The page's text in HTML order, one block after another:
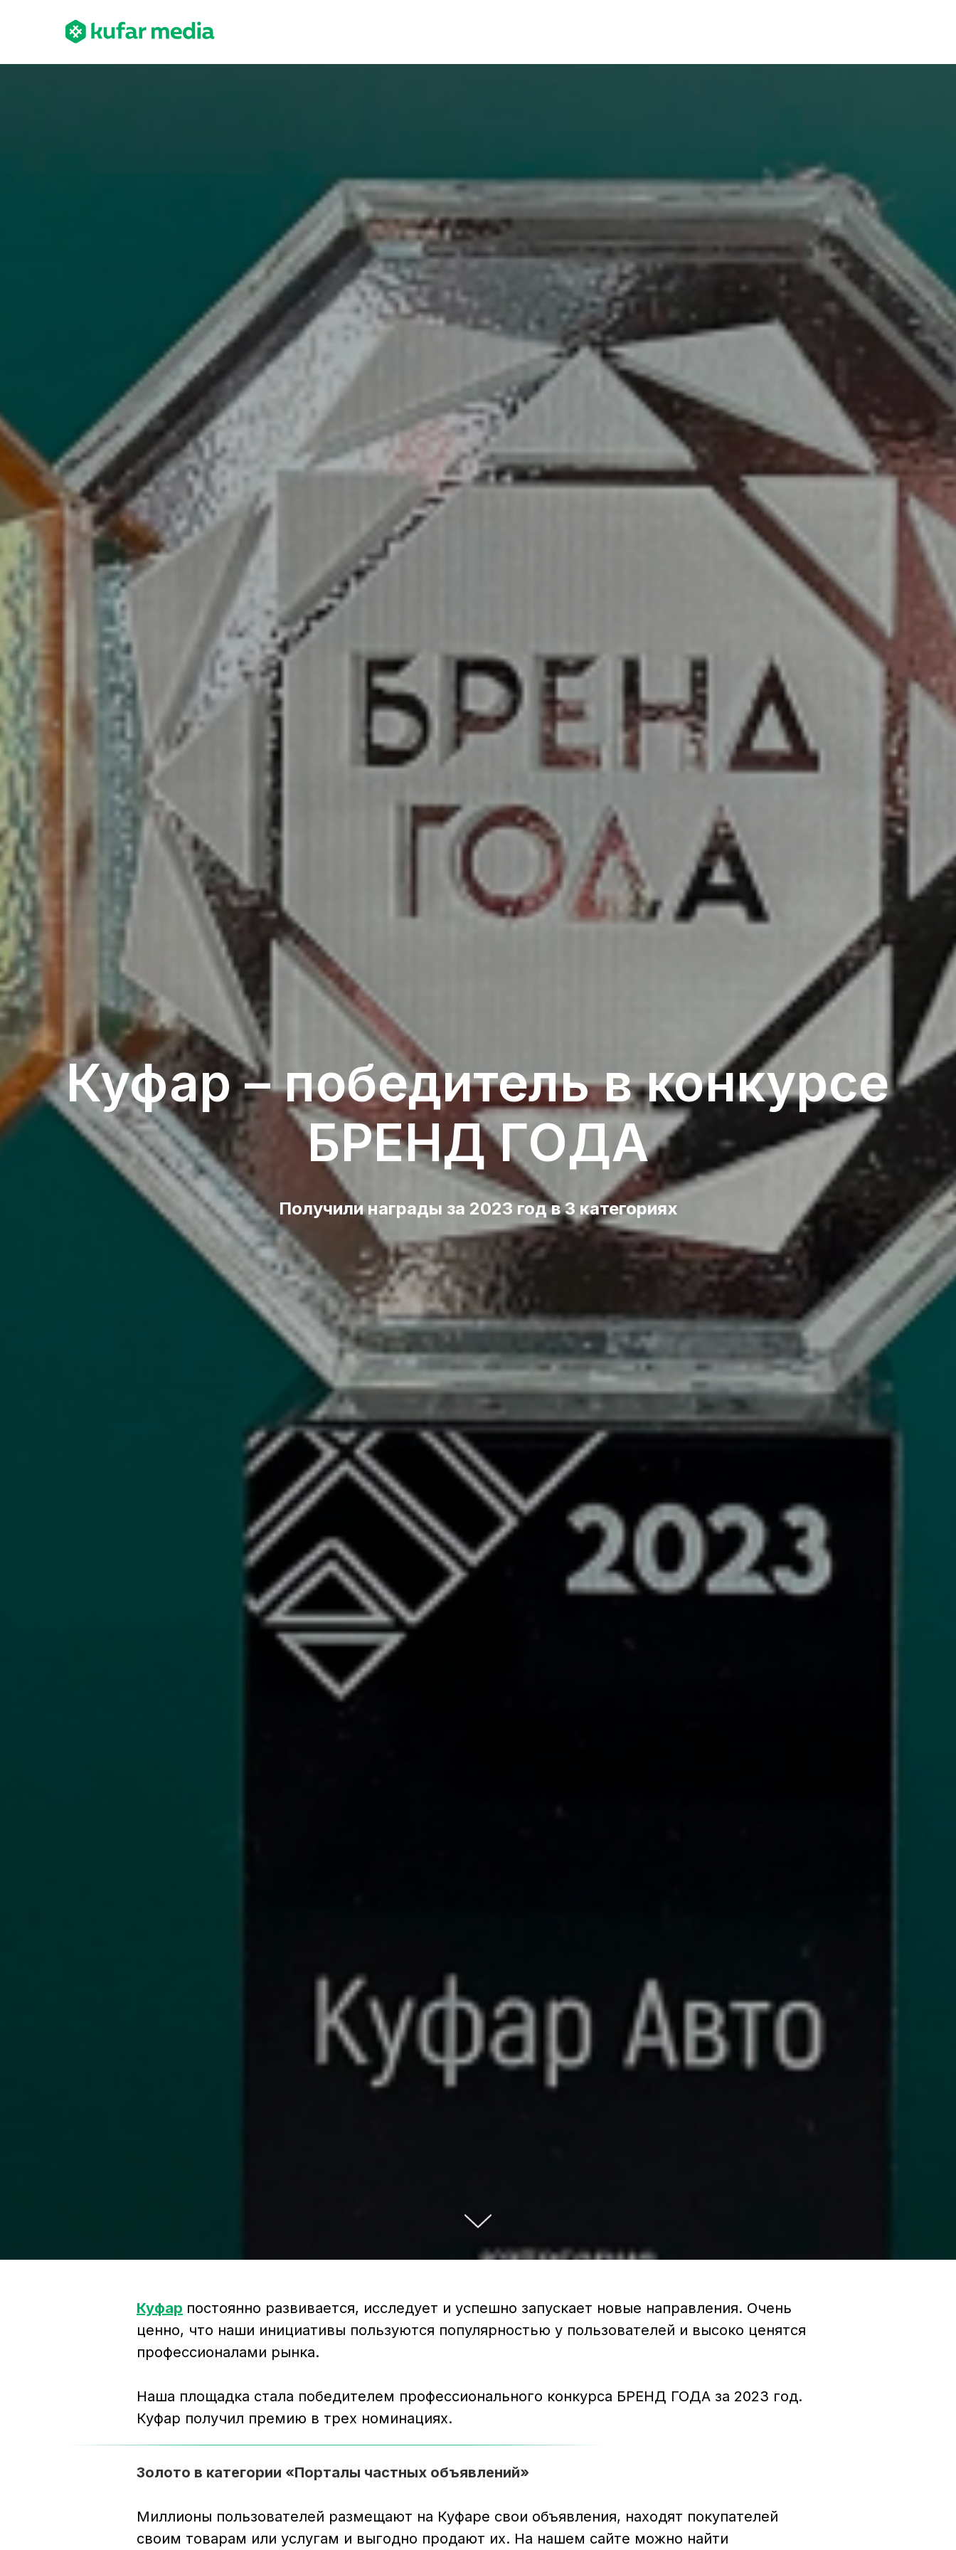
Куфар – победитель в конкурсе
БРЕНД ГОДА
Получили награды за 2023 год в 3 категориях
Куфар постоянно развивается, исследует и успешно запускает новые направления. Очень
ценно, что наши инициативы пользуются популярностью у пользователей и высоко ценятся
профессионалами рынка.
Наша площадка стала победителем профессионального конкурса БРЕНД ГОДА за 2023 год.
Куфар получил премию в трех номинациях.
Золото в категории «Порталы частных объявлений»
Миллионы пользователей размещают на Куфаре свои объявления, находят покупателей
своим товарам или услугам и выгодно продают их. На нашем сайте можно найти